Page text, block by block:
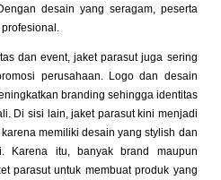
desain yang seragam, peserta
dan event, jaket parasut juga sering
perusahaan. Logo dan desain
branding sehingga identitas
Di sisi lain, jaket parasut kini menjadi
memiliki desain yang stylish dan
Karena itu, banyak brand maupun
parasut untuk membuat produk yang